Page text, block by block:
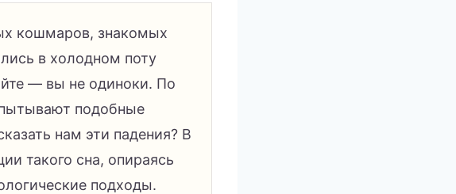
кошмаров, знакомых
в холодном поту
— вы не одиноки. По
подобные
нам эти падения? В
такого сна, опираясь
подходы.